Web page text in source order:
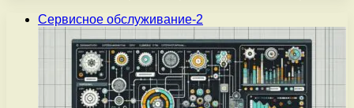
Сервисное обслуживание-2